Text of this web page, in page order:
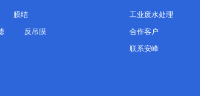
膜结
反吊膜
工业废水处理
合作客户
联系安峰